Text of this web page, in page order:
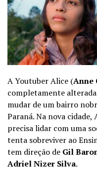
A Youtuber Alice (Anne
completamente
mudar de um bairro
Paraná. Na nova
precisa lidar com uma
tenta sobreviver ao
tem direção de Gil
Adriel Nizer Silva.